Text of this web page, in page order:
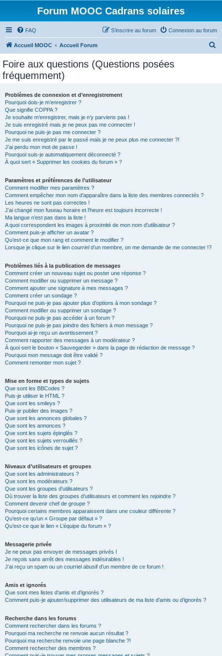
Forum MOOC Cadrans solaires
FAQ Connexion au forum
S’inscrire au forum
Accueil MOOC Accueil Forum
Foire aux questions (Questions posées
fréquemment)
Problèmes de connexion et d’enregistrement
Pourquoi dois-je m’enregistrer ?
Que signifie COPPA ?
Je souhaite m’enregistrer, mais je n’y parviens pas !
Je suis enregistré mais je ne peux pas me connecter !
Pourquoi ne puis-je pas me connecter ?
Je me suis enregistré par le passé mais je ne peux plus me connecter ?!
J’ai perdu mon mot de passe !
Pourquoi suis-je automatiquement déconnecté ?
À quoi sert « Supprimer les cookies du forum » ?
Paramètres et préférences de l’utilisateur
Comment modifier mes paramètres ?
Comment empêcher mon nom d’apparaître dans la liste des membres connectés ?
Les heures ne sont pas correctes !
J’ai changé mon fuseau horaire et l’heure est toujours incorrecte !
Ma langue n’est pas dans la liste !
A quoi correspondent les images à proximité de mon nom d’utilisateur ?
Comment puis-je afficher un avatar ?
Qu’est-ce que mon rang et comment le modifier ?
Lorsque je clique sur le lien courrield’un membre, on me demande de me connecter !?
Problèmes liés à la publication de messages
Comment créer un nouveau sujet ou poster une réponse ?
Comment modifier ou supprimer un message ?
Comment ajouter une signature à mes messages ?
Comment créer un sondage ?
Pourquoi ne puis-je pas ajouter plus d’options à mon sondage ?
Comment modifier ou supprimer un sondage ?
Pourquoi ne puis-je pas accéder à un forum ?
Pourquoi ne puis-je pas joindre des fichiers à mon message ?
Pourquoi ai-je reçu un avertissement ?
Comment rapporter des messages à un modérateur ?
À quoi sert le bouton « Sauvegarder » dans la page de rédaction de message ?
Pourquoi mon message doit être validé ?
Comment remonter mon sujet ?
Mise en forme et types de sujets
Que sont les BBCodes ?
Puis-je utiliser le HTML ?
Que sont les smileys ?
Puis-je publier des images ?
Que sont les annonces globales ?
Que sont les annonces ?
Que sont les sujets épinglés ?
Que sont les sujets verrouillés ?
Que sont les icônes de sujet ?
Niveaux d’utilisateurs et groupes
Que sont les administrateurs ?
Que sont les modérateurs ?
Que sont les groupes d’utilisateurs ?
Où trouver la liste des groupes d’utilisateurs et comment les rejoindre ?
Comment devenir chef de groupe ?
Pourquoi certains membres apparaissent dans une couleur différente ?
Qu’est-ce qu’un « Groupe par défaut » ?
Qu’est-ce que le lien « L’équipe du forum » ?
Messagerie privée
Je ne peux pas envoyer de messages privés !
Je reçois sans arrêt des messages indésirables !
J’ai reçu un spam ou un courriel abusif d’un membre de ce forum !
Amis et ignorés
Que sont mes listes d’amis et d’ignorés ?
Comment puis-je ajouter/supprimer des utilisateurs de ma liste d’amis ou d’ignorés ?
Recherche dans les forums
Comment rechercher dans les forums ?
Pourquoi ma recherche ne renvoie aucun résultat ?
Pourquoi ma recherche renvoie une page blanche ?!
Comment rechercher des membres ?